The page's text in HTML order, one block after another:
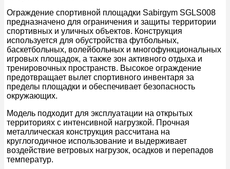
Ограждение спортивной площадки Sabirgym SGLS008
предназначено для ограничения и защиты территории
спортивных и уличных объектов. Конструкция
используется для обустройства футбольных,
баскетбольных, волейбольных и многофункциональных
игровых площадок, а также зон активного отдыха и
тренировочных пространств. Высокое ограждение
предотвращает вылет спортивного инвентаря за
пределы площадки и обеспечивает безопасность
окружающих.
Модель подходит для эксплуатации на открытых
территориях с интенсивной нагрузкой. Прочная
металлическая конструкция рассчитана на
круглогодичное использование и выдерживает
воздействие ветровых нагрузок, осадков и перепадов
температур.